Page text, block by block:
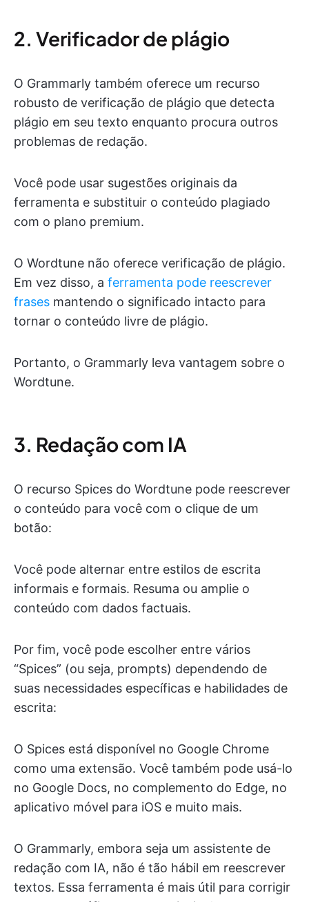
2. Verificador de plágio
O Grammarly também oferece um recurso
robusto de verificação de plágio que detecta
plágio em seu texto enquanto procura outros
problemas de redação.
Você pode usar sugestões originais da
ferramenta e substituir o conteúdo plagiado
com o plano premium.
O Wordtune não oferece verificação de plágio.
Em vez disso, a ferramenta pode reescrever
frases mantendo o significado intacto para
tornar o conteúdo livre de plágio.
Portanto, o Grammarly leva vantagem sobre o
Wordtune.
3. Redação com IA
O recurso Spices do Wordtune pode reescrever
o conteúdo para você com o clique de um
botão:
Você pode alternar entre estilos de escrita
informais e formais. Resuma ou amplie o
conteúdo com dados factuais.
Por fim, você pode escolher entre vários
“Spices” (ou seja, prompts) dependendo de
suas necessidades específicas e habilidades de
escrita:
O Spices está disponível no Google Chrome
como uma extensão. Você também pode usá-lo
no Google Docs, no complemento do Edge, no
aplicativo móvel para iOS e muito mais.
O Grammarly, embora seja um assistente de
redação com IA, não é tão hábil em reescrever
textos. Essa ferramenta é mais útil para corrigir